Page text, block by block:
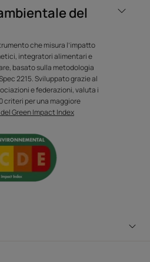
ristrutturante
da 2 a 3 volte
ristruttura i capelli ultra-
del
che misura l’impatto
integratori alimentari e
basato sulla metodologia
2215. Sviluppato grazie al
e federazioni, valuta i
criteri per una maggiore
Green Impact Index